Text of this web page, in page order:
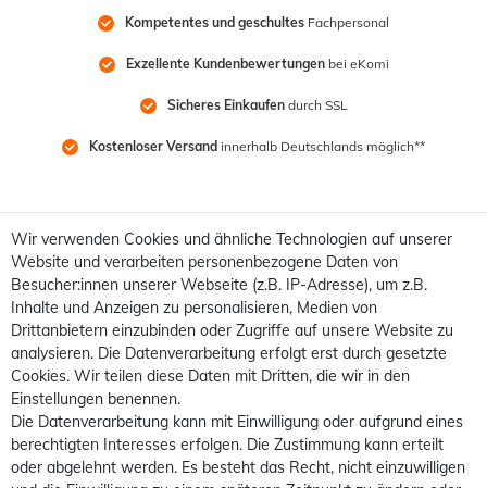
Kompetentes und geschultes Fachpersonal
Exzellente Kundenbewertungen bei eKomi
Sicheres Einkaufen durch SSL
Kostenloser Versand innerhalb Deutschlands möglich**
Wir verwenden Cookies und ähnliche Technologien auf unserer
Website und verarbeiten personenbezogene Daten von
Besucher:innen unserer Webseite (z.B. IP-Adresse), um z.B.
Inhalte und Anzeigen zu personalisieren, Medien von
Drittanbietern einzubinden oder Zugriffe auf unsere Website zu
analysieren. Die Datenverarbeitung erfolgt erst durch gesetzte
Cookies. Wir teilen diese Daten mit Dritten, die wir in den
Einstellungen benennen.
Die Datenverarbeitung kann mit Einwilligung oder aufgrund eines
berechtigten Interesses erfolgen. Die Zustimmung kann erteilt
oder abgelehnt werden. Es besteht das Recht, nicht einzuwilligen